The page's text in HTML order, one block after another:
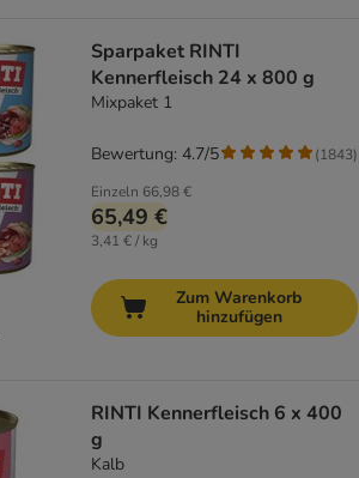
Sparpaket RINTI
Kennerfleisch 24 x 800 g
Mixpaket 1
Einzeln 66,98 €
65,49 €
3,41 € / kg
Bewertung: 4.7/5 (1843)
Zum Warenkorb
hinzufügen
RINTI Kennerfleisch 6 x 400
g
Kalb